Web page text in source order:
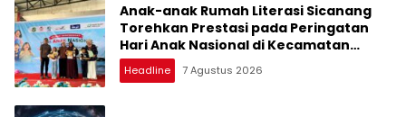
Anak-anak Rumah Literasi Sicanang
Torehkan Prestasi pada Peringatan
Hari Anak Nasional di Kecamatan
Medan Belawan
Headline 7 Agustus 2026